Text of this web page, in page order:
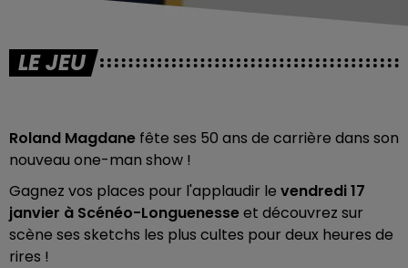
LE JEU
Roland Magdane fête ses 50 ans de carrière dans son
nouveau one-man show !
Gagnez vos places pour l'applaudir le vendredi 17
janvier à Scénéo-Longuenesseet découvrez sur
scène ses sketchs les plus cultes pour deux heures de
rires !